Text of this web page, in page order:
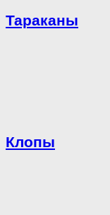
Тараканы
Клопы